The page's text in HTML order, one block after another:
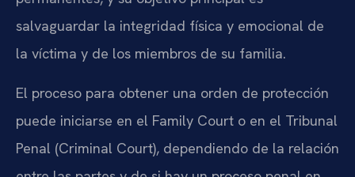
salvaguardar la integridad física y emocional de
la víctima y de los miembros de su familia.
El proceso para obtener una orden de protección
puede iniciarse en el Family Court o en el Tribunal
Penal (Criminal Court), dependiendo de la relación